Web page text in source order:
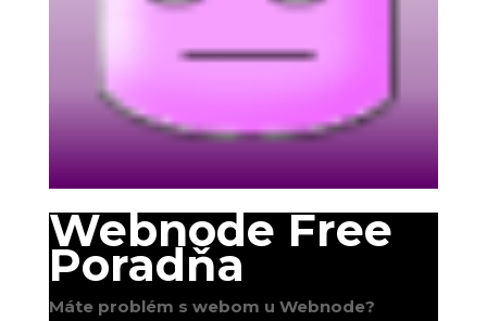
Webnode Free
Poradňa
Máte problém s webom u Webnode?